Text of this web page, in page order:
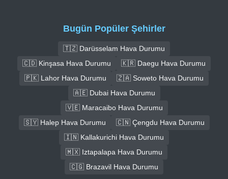
Bugün Popüler Şehirler
🇹🇿 Darüsselam Hava Durumu
🇨🇩 Kinşasa Hava Durumu
🇰🇷 Daegu Hava Durumu
🇵🇰 Lahor Hava Durumu
🇿🇦 Soweto Hava Durumu
🇦🇪 Dubai Hava Durumu
🇻🇪 Maracaibo Hava Durumu
🇸🇾 Halep Hava Durumu
🇨🇳 Çengdu Hava Durumu
🇮🇳 Kallakurichi Hava Durumu
🇲🇽 Iztapalapa Hava Durumu
🇨🇬 Brazavil Hava Durumu